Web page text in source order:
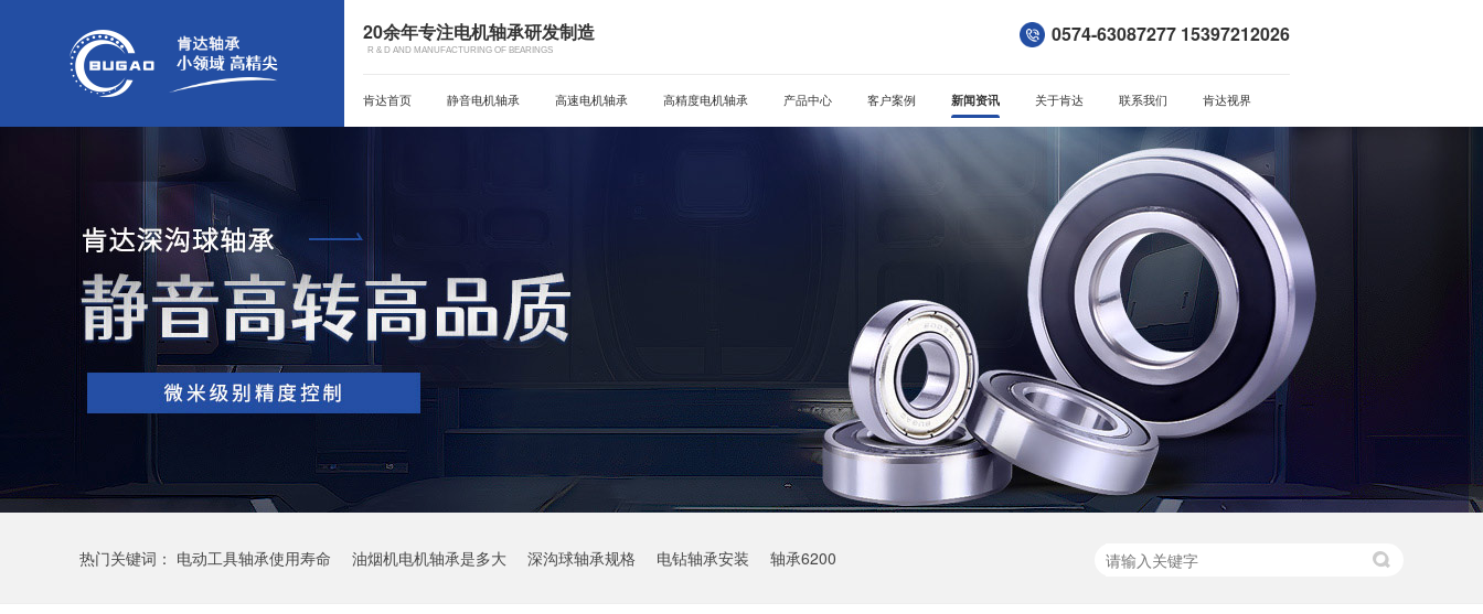
20余年专注电机轴承研发制造
R & D AND MANUFACTURING OF BEARINGS
0574-63087277 15397212026
肯达首页 静音电机轴承 高速电机轴承 高精度电机轴承 产品中心 客户案例 新闻资讯 关于肯达 联系我们 肯达视界
热门关键词： 电动工具轴承使用寿命 油烟机电机轴承是多大 深沟球轴承规格 电钻轴承安装 轴承6200